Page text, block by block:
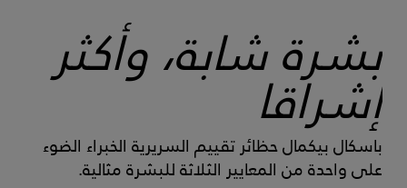
بشرة شابة، وأكثر
إشراقا
باسكال بيكمال حظائر تقييم السريرية الخبراء الضوء
على واحدة من المعايير الثلاثة للبشرة مثالية.